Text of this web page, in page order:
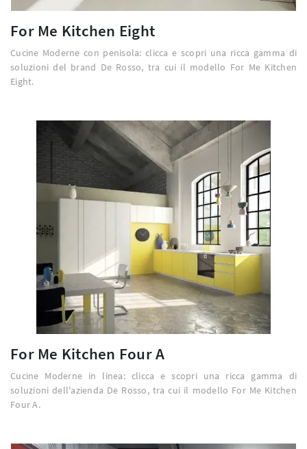
For Me Kitchen Eight
Cucine Moderne con penisola: clicca e scopri una ricca gamma di
soluzioni del brand De Rosso, tra cui il modello For Me Kitchen
Eight.
For Me Kitchen Four A
Cucine Moderne in linea: clicca e scopri una ricca gamma di
soluzioni dell'azienda De Rosso, tra cui il modello For Me Kitchen
Four A.